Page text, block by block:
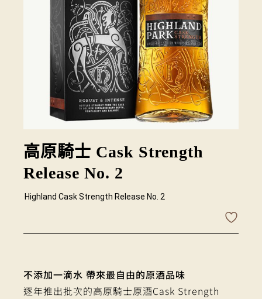
高原騎士 Cask Strength
Release No. 2
Highland Cask Strength Release No. 2
不添加一滴水 帶來最自由的原酒品味
逐年推出批次的高原騎士原酒Cask Strength